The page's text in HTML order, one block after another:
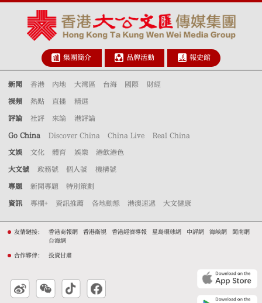
集團簡介 品牌活動 報史館
新聞 香港 內地 大灣區 台海 國際 財經
視頻 熱點 直播 精選
評論 社評 來論 港評論
Go China Discover China China Live Real China
文娛 文化 體育 娛樂 港飲港色
大文號 政務號 個人號 機構號
專題 新聞專題 特別策劃
資訊 專欄+ 資訊推薦 各地動態 港澳速遞 大文健康
友情鏈接： 香港商報網 香港衛視 香港經濟導報 星島環球網 中評網 海峽網
閩南網
台海網
合作夥伴： 投資甘肅